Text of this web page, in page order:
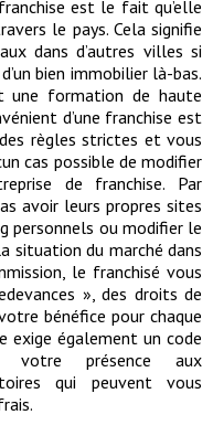
est le fait qu’elle
le pays. Cela signifie
dans d’autres villes si
bien immobilier là-bas.
une formation de haute
d’une franchise est
règles strictes et vous
cas possible de modifier
de franchise. Par
avoir leurs propres sites
personnels ou modifier le
situation du marché dans
le franchisé vous
», des droits de
bénéfice pour chaque
exige également un code
votre présence aux
qui peuvent vous